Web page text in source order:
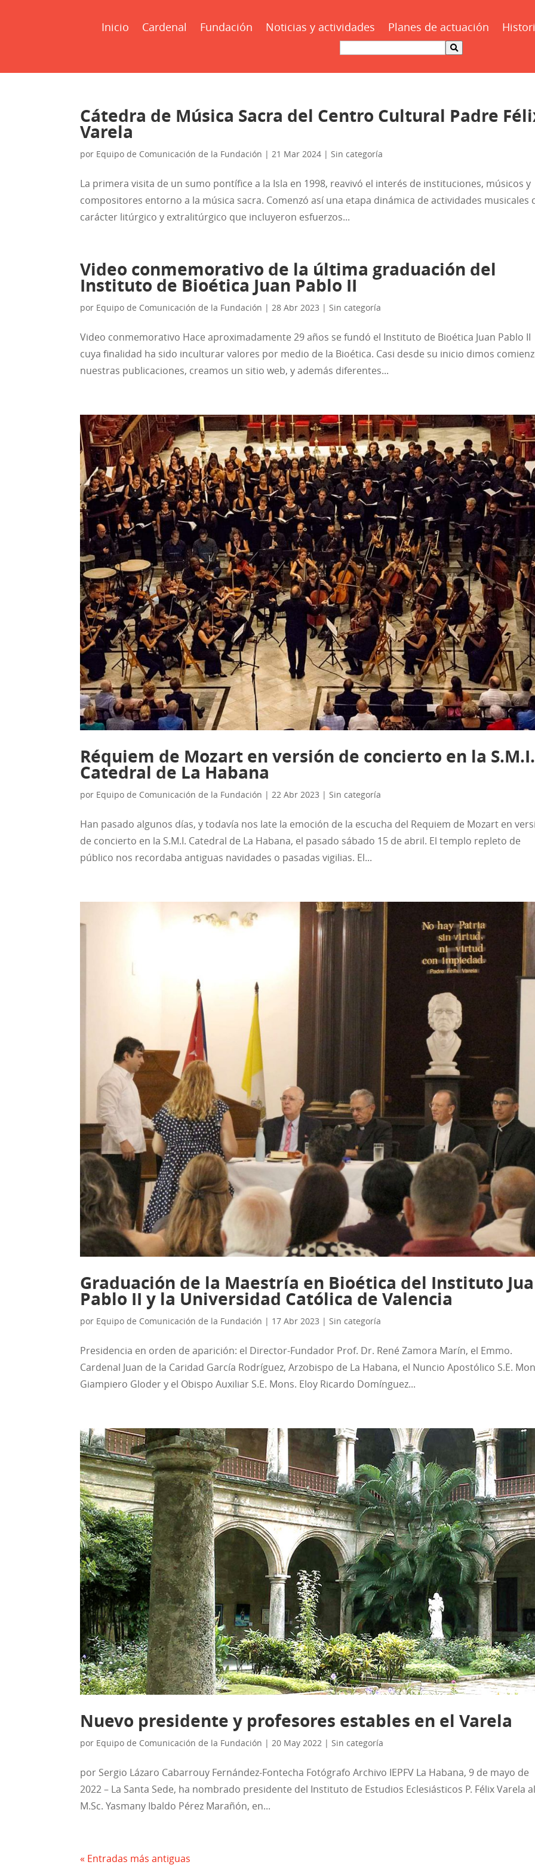
Inicio Cardenal Fundación Noticias y actividades Planes de actuación
Cátedra de Música Sacra del Centro Cultural Padre
Varela
por Equipo de Comunicación de la Fundación | 21 Mar 2024 | Sin categoría
La primera visita de un sumo pontífice a la Isla en 1998, reavivó el interés de instituciones, músicos y
compositores entorno a la música sacra. Comenzó así una etapa dinámica de actividades musicales
carácter litúrgico y extralitúrgico que incluyeron esfuerzos...
Video conmemorativo de la última graduación del
Instituto de Bioética Juan Pablo II
por Equipo de Comunicación de la Fundación | 28 Abr 2023 | Sin categoría
Video conmemorativo Hace aproximadamente 29 años se fundó el Instituto de Bioética Juan Pablo II
cuya finalidad ha sido inculturar valores por medio de la Bioética. Casi desde su inicio dimos
nuestras publicaciones, creamos un sitio web, y además diferentes...
Réquiem de Mozart en versión de concierto en la S.M.I.
Catedral de La Habana
por Equipo de Comunicación de la Fundación |22 Abr 2023 |Sin categoría
Han pasado algunos días, y todavía nos late la emoción de la escucha del Requiem de Mozart en
de concierto en la S.M.I. Catedral de La Habana, el pasado sábado 15 de abril. El templo repleto de
público nos recordaba antiguas navidades o pasadas vigilias. El...
Graduación de la Maestría en Bioética del Instituto
Pablo II y la Universidad Católica de Valencia
por Equipo de Comunicación de la Fundación | 17 Abr 2023 |Sin categoría
Presidencia en orden de aparición: el Director-Fundador Prof. Dr. René Zamora Marín, el Emmo.
Cardenal Juan de la Caridad García Rodríguez, Arzobispo de La Habana, el Nuncio Apostólico S.E.
Giampiero Gloder y el Obispo Auxiliar S.E. Mons. Eloy Ricardo Domínguez...
Nuevo presidente y profesores estables en el Varela
por Equipo de Comunicación de la Fundación |20 May 2022 |Sin categoría
por Sergio Lázaro Cabarrouy Fernández-Fontecha Fotógrafo Archivo IEPFV La Habana, 9 de mayo de
2022 – La Santa Sede, ha nombrado presidente del Instituto de Estudios Eclesiásticos P. Félix Varela
M.Sc. Yasmany Ibaldo Pérez Marañón, en...
« Entradas más antiguas